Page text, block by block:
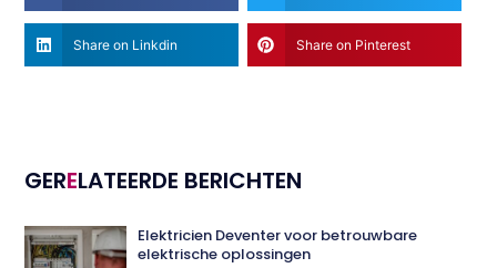
Share on Linkdin Share on Pinterest
GERELATEERDE BERICHTEN
Elektricien Deventer voor betrouwbare
elektrische oplossingen